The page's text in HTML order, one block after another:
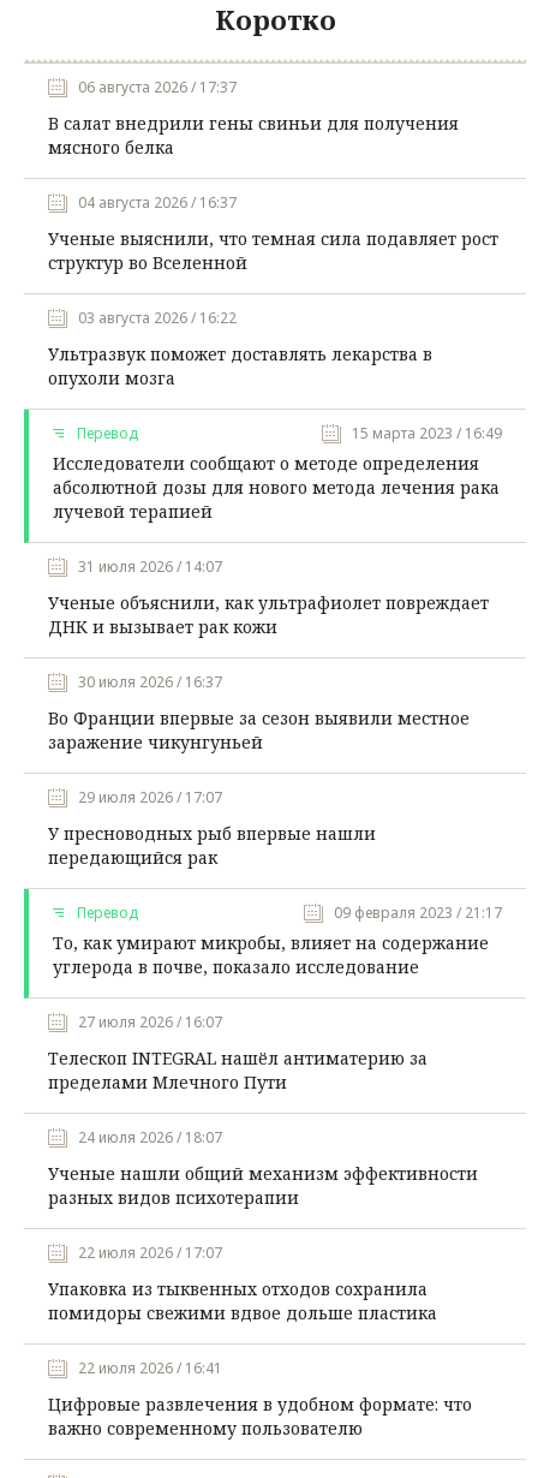
Коротко
06 августа 2026 / 17:37
В салат внедрили гены свиньи для получения
мясного белка
04 августа 2026 / 16:37
Ученые выяснили, что темная сила подавляет рост
структур во Вселенной
03 августа 2026 / 16:22
Ультразвук поможет доставлять лекарства в
опухоли мозга
Перевод 15 марта 2023 / 16:49
Исследователи сообщают о методе определения
абсолютной дозы для нового метода лечения рака
лучевой терапией
31 июля 2026 / 14:07
Ученые объяснили, как ультрафиолет повреждает
ДНК и вызывает рак кожи
30 июля 2026 / 16:37
Во Франции впервые за сезон выявили местное
заражение чикунгуньей
29 июля 2026 / 17:07
У пресноводных рыб впервые нашли
передающийся рак
Перевод 09 февраля 2023 / 21:17
То, как умирают микробы, влияет на содержание
углерода в почве, показало исследование
27 июля 2026 / 16:07
Телескоп INTEGRAL нашёл антиматерию за
пределами Млечного Пути
24 июля 2026 / 18:07
Ученые нашли общий механизм эффективности
разных видов психотерапии
22 июля 2026 / 17:07
Упаковка из тыквенных отходов сохранила
помидоры свежими вдвое дольше пластика
22 июля 2026 / 16:41
Цифровые развлечения в удобном формате: что
важно современному пользователю